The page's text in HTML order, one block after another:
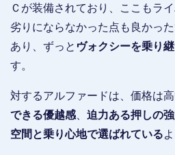
Ｃが装備されており、ここもラ
劣りにならなかった点も良かっ
あり、ずっと ヴォクシーを乗り
す。
対するアルファードは、価格は
できる優越感
迫力ある押しの
空間と乗り心地で選ばれている